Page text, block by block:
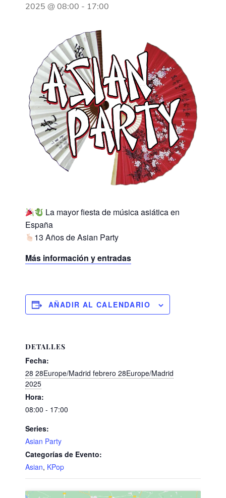
2025 @ 08:00 - 17:00
La mayor fiesta de música asiática en
España
13 Años de Asian Party
Más información y entradas
AÑADIR AL CALENDARIO
DETALLES
Fecha:
28 28Europe/Madrid febrero 28Europe/Madrid
2025
Hora:
08:00 - 17:00
Series:
Asian Party
Categorías de Evento:
Asian, KPop